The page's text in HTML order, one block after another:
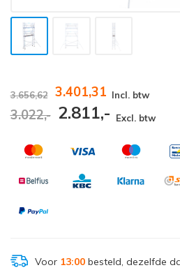
3.656,62 3.401,31 Incl. btw
3.022,- 2.811,- Excl. btw
Voor 13:00besteld, dezelfde